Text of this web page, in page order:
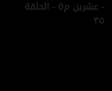
- عشرين م٥ - الحلقة
٣٥